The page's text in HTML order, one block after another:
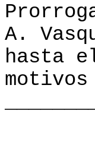
A.
hasta